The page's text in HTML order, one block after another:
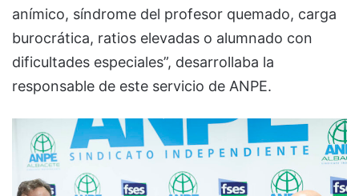
anímico, síndrome del profesor quemado, carga
burocrática, ratios elevadas o alumnado con
dificultades especiales”, desarrollaba la
responsable de este servicio de ANPE.